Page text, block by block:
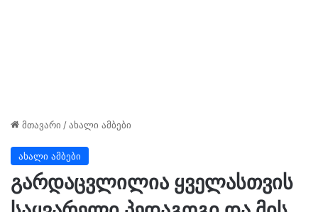
მთავარი /ახალი ამბები
ახალი ამბები
გარდაცვლილია ყველასთვის